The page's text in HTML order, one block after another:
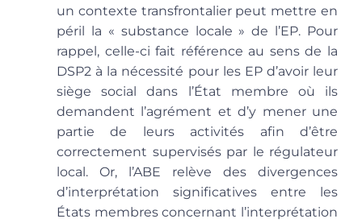
un contexte transfrontalier peut mettre en
péril la « substance locale » de l’EP. Pour
rappel, celle-ci fait référence au sens de la
DSP2 à la nécessité pour les EP d’avoir leur
siège social dans l’État membre où ils
demandent l’agrément et d’y mener une
partie de leurs activités afin d’être
correctement supervisés par le régulateur
local. Or, l’ABE relève des divergences
d’interprétation significatives entre les
États membres concernant l’interprétation